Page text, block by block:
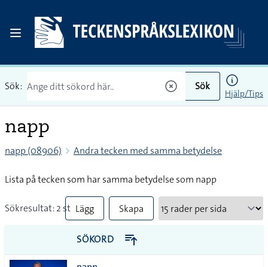
Sök: Sök
Hjälp/Tips
napp
napp (08906) Andra tecken med samma betydelse
Lista på tecken som har samma betydelse som napp
Sökresultat: 2 st Lägg
till
alla i
Skapa
PDF
SÖKORD